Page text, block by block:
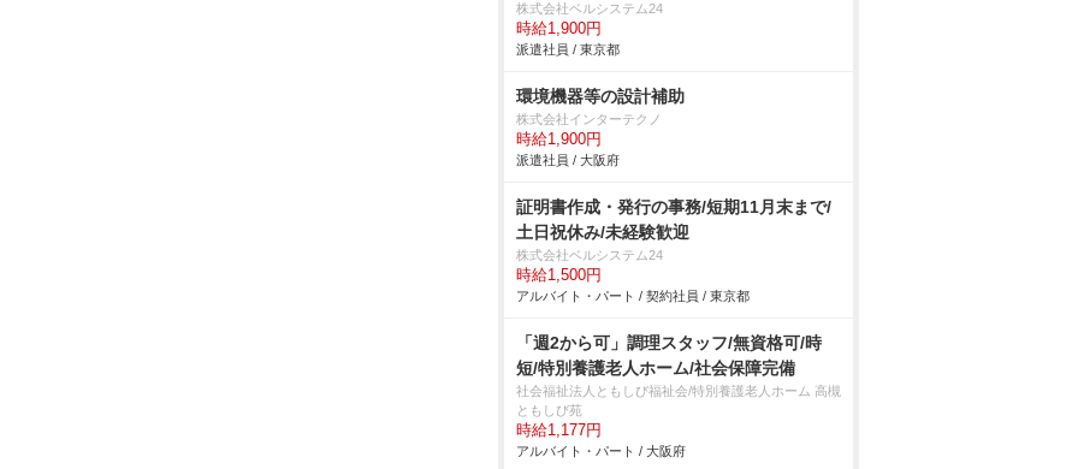
株式会社ベルシステム24
時給1,900円
派遣社員 / 東京都
環境機器等の設計補助
株式会社インターテクノ
時給1,900円
派遣社員 / 大阪府
証明書作成・発行の事務/短期11月末まで/
土日祝休み/未経験歓迎
株式会社ベルシステム24
時給1,500円
アルバイト・パート / 契約社員 / 東京都
「週2から可」調理スタッフ/無資格可/時
短/特別養護老人ホーム/社会保障完備
社会福祉法人ともしび福祉会/特別養護老人ホーム 高槻
ともしび苑
時給1,177円
アルバイト・パート / 大阪府